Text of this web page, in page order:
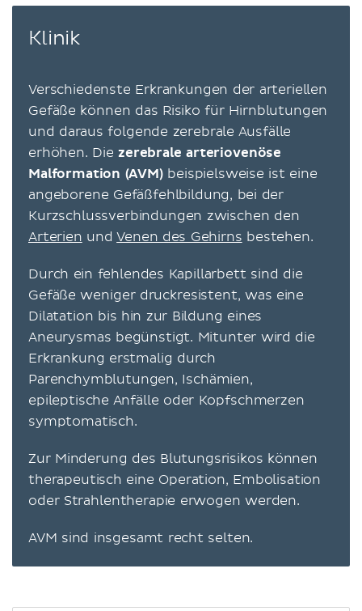
Klinik
Verschiedenste Erkrankungen der arteriellen
Gefäße können das Risiko für Hirnblutungen
und daraus folgende zerebrale Ausfälle
erhöhen. Diezerebrale arteriovenöse
Malformation (AVM) beispielsweise ist eine
angeborene Gefäßfehlbildung, bei der
Kurzschlussverbindungen zwischen den
Arterien undVenen des Gehirns bestehen.
Durch ein fehlendes Kapillarbett sind die
Gefäße weniger druckresistent, was eine
Dilatation bis hin zur Bildung eines
Aneurysmas begünstigt. Mitunter wird die
Erkrankung erstmalig durch
Parenchymblutungen, Ischämien,
epileptische Anfälle oder Kopfschmerzen
symptomatisch.
Zur Minderung des Blutungsrisikos können
therapeutisch eine Operation, Embolisation
oder Strahlentherapie erwogen werden.
AVM sind insgesamt recht selten.